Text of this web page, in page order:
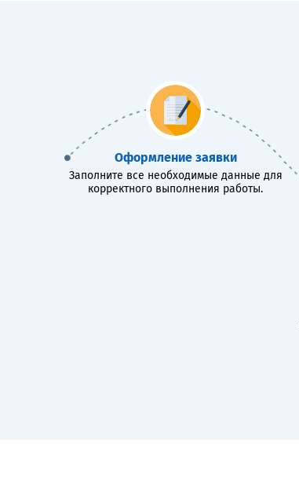
Оформление заявки
Заполните все необходимые данные для
корректного выполнения работы.